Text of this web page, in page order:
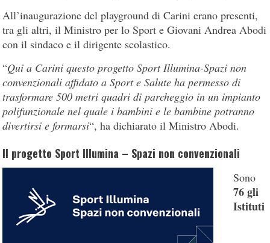
All’inaugurazione del playground di Carini erano presenti,
tra gli altri, il Ministro per lo Sport e Giovani Andrea Abodi
con il sindaco e il dirigente scolastico.
“Qui a Carini questo progetto Sport Illumina-Spazi non
convenzionali affidato a Sport e Salute ha permesso di
trasformare 500 metri quadri di parcheggio in un impianto
polifunzionale nel quale i bambini e le bambine potranno
divertirsi e formarsi“, ha dichiarato il Ministro Abodi.
Il progetto Sport Illumina – Spazi non convenzionali
Sono
76 gli
Istituti